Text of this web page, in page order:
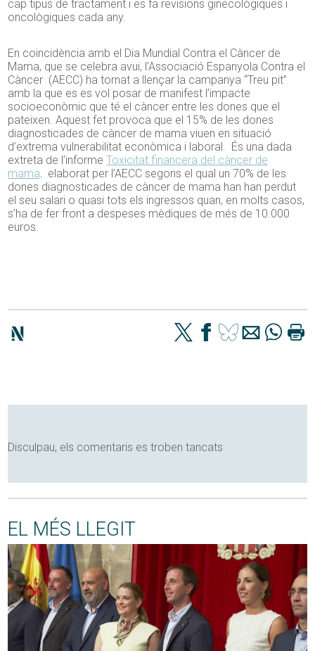
cap tipus de tractament i es fa revisions ginecològiques i
oncològiques cada any.
En coincidència amb el Dia Mundial Contra el Càncer de
Mama, que se celebra avui, l’Associació Espanyola Contra el
Càncer (AECC) ha tornat a llençar la campanya “Treu pit”
amb la que es es vol posar de manifest l’impacte
socioeconòmic que té el càncer entre les dones que el
pateixen. Aquest fet provoca que el 15% de les dones
diagnosticades de càncer de mama viuen en situació
d’extrema vulnerabilitat econòmica i laboral. És una dada
extreta de l’informeToxicitat financera del càncer de
mama, elaborat per l’AECC segons el qual un 70% de les
dones diagnosticades de càncer de mama han han perdut
el seu salari o quasi tots els ingressos quan, en molts casos,
s’ha de fer front a despeses mèdiques de més de 10.000
euros.
Disculpau, els comentaris es troben tancats
EL MÉS LLEGIT